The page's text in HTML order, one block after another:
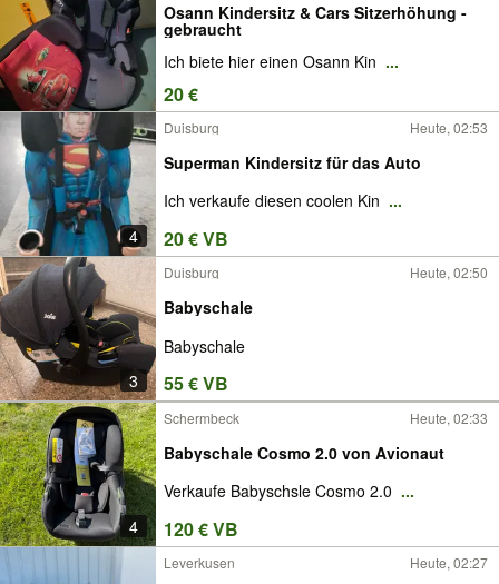
Osann Kindersitz & Cars Sitzerhöhung -
gebraucht
Ich biete hier einen Osann Kin ...
20 €
4
Duisburg Heute, 02:53
Superman Kindersitz für das Auto
Ich verkaufe diesen coolen Kin ...
20 € VB
3
Duisburg Heute, 02:50
Babyschale
Babyschale
55 € VB
4
Schermbeck Heute, 02:33
Babyschale Cosmo 2.0 von Avionaut
Verkaufe Babyschsle Cosmo 2.0 ...
120 € VB
Leverkusen Heute, 02:27